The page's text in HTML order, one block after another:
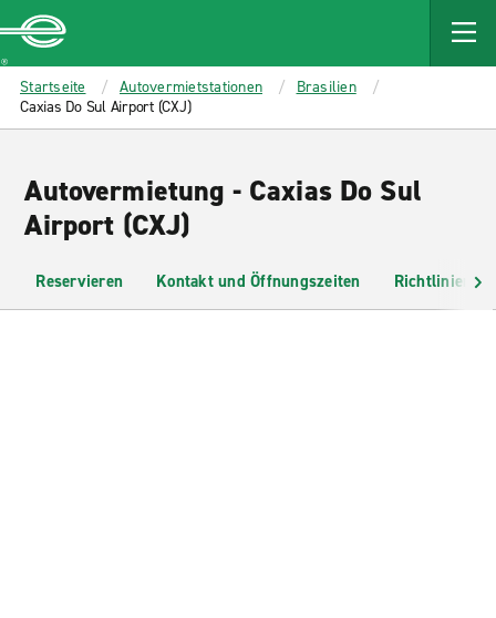
MAIN
CONTENT
Enterprise
Startseite Autovermietstationen
Brasilien
Caxias Do Sul Airport (CXJ)
Autovermietung - Caxias Do Sul
Airport (CXJ)
Reservieren Kontakt und Öffnungszeiten Richtlinien